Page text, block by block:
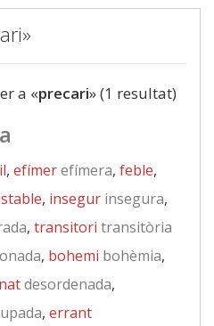
a «precari» (1 resultat)
, efímerefímera, feble,
, insegur insegura,
, transitori transitòria
, bohemi bohèmia,
desordenada,
, errant